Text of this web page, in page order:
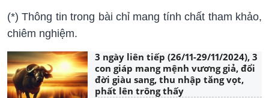
(*) Thông tin trong bài chỉ mang tính chất tham khảo,
chiêm nghiệm.
3 ngày liên tiếp (26/11-29/11/2024), 3
con giáp mang mệnh vương giả, đổi
đời giàu sang, thu nhập tăng vọt,
phất lên trông thấy